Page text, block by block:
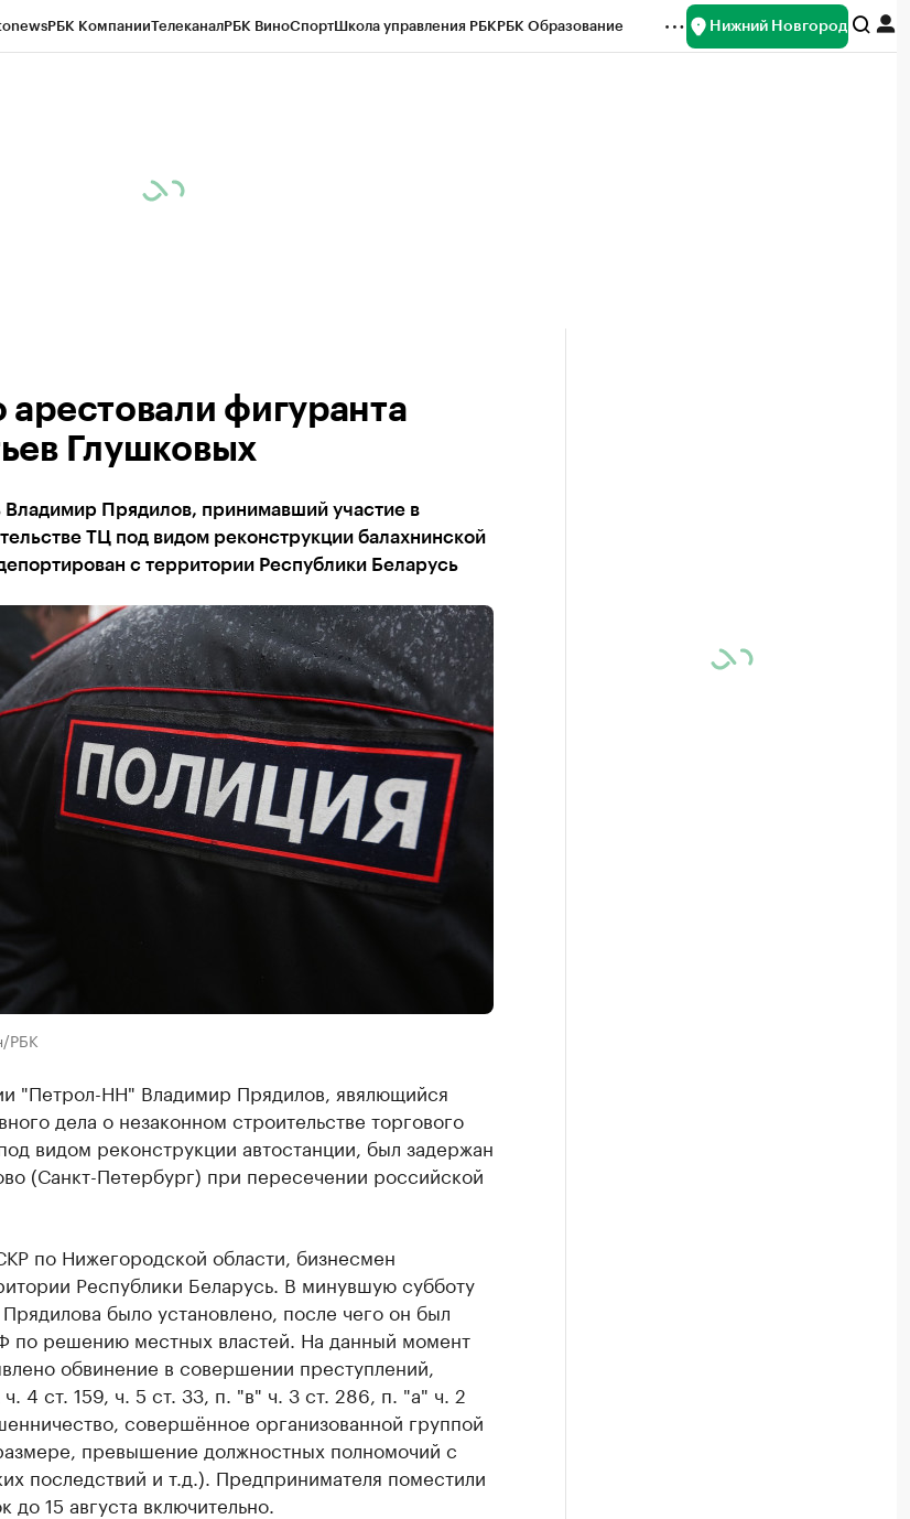
РБК КомпанииТелеканалРБК ВиноСпортШкола управления РБКРБК Образование Нижний Новгород
арестовали фигуранта
Глушковых
Прядилов, принимавший участие в
ТЦ под видом реконструкции балахнинской
с территории Республики Беларусь
РБК
"Петрол-НН" Владимир Прядилов, явялющийся
дела о незаконном строительстве торгового
видом реконструкции автостанции, был задержан
(Санкт-Петербург) при пересечении российской
по Нижегородской области, бизнесмен
Республики Беларусь. В минувшую субботу
было установлено, после чего он был
по решению местных властей. На данный момент
обвинение в совершении преступлений,
4 ст. 159, ч. 5 ст. 33, п. "в" ч. 3 ст. 286, п. "а" ч. 2
совершённое организованной группой
превышение должностных полномочий с
последствий и т.д.). Предпринимателя поместили
до 15 августа включительно.